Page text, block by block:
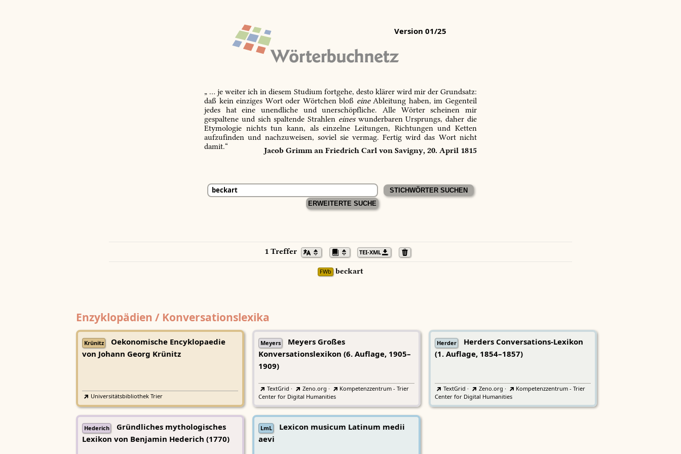
Version 01/25
„ … je weiter ich in diesem Studium fortgehe, desto klärer wird mir der Grundsatz:
daß kein einziges Wort oder Wörtchen bloß eineAbleitung haben, im Gegenteil
jedes hat eine unendliche und unerschöpfliche. Alle Wörter scheinen mir
gespaltene und sich spaltende Strahlen eineswunderbaren Ursprungs, daher die
Etymologie nichts tun kann, als einzelne Leitungen, Richtungen und Ketten
aufzufinden und nachzuweisen, soviel sie vermag. Fertig wird das Wort nicht
damit.“
Jacob Grimm an Friedrich Carl von Savigny, 20. April 1815
ERWEITERTE SUCHE
1 Treffer TEI-XML
FWb beckart
Enzyklopädien / Konversationslexika
Krünitz
Oekonomische Encyklopaedie
von Johann Georg Krünitz
Universitätsbibliothek Trier
Meyers
Meyers Großes
Konversationslexikon (6. Auflage, 1905–
1909)
TextGrid · Zeno.org ·
Kompetenzzentrum - Trier
Center for Digital Humanities
Herder
Herders Conversations-Lexikon
(1. Auflage, 1854–1857)
TextGrid · Zeno.org ·
Kompetenzzentrum - Trier
Center for Digital Humanities
Hederich
Gründliches mythologisches
Lexikon von Benjamin Hederich (1770)
LmL
Lexicon musicum Latinum medii
aevi